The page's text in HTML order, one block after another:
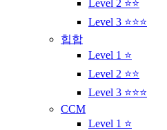
Level 2 ⭐⭐
Level 3 ⭐⭐⭐
힙합
Level 1 ⭐
Level 2 ⭐⭐
Level 3 ⭐⭐⭐
CCM
Level 1 ⭐